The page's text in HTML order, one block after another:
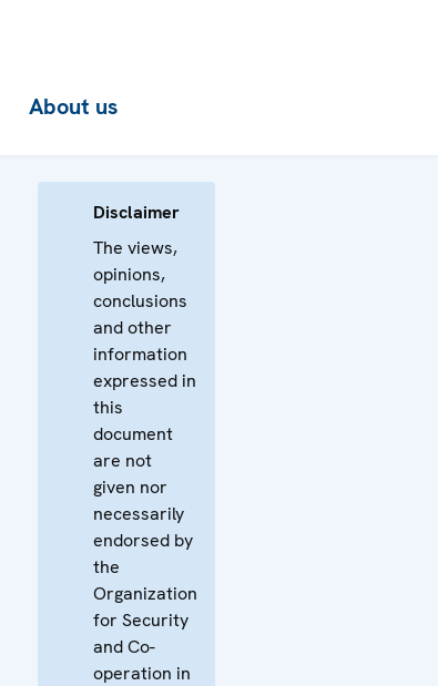
About us
Disclaimer
The views,
opinions,
conclusions
and other
information
expressed in
this
document
are not
given nor
necessarily
endorsed by
the
Organization
for Security
and Co-
operation in